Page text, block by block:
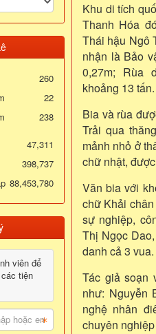
Khu di tích
Thanh Hóa
Thái hậu Ngô
nhận là Bảo
0,27m; Rùa
khoảng 13 tấn.
Bia và rùa
Trải qua
mảnh nhỏ ở
chữ nhật,
Văn bia với
chữ Khải
sự nghiệp,
Thị Ngọc
danh cả 3 vua.
Tác giả soạn
như: Nguyễn
nghệ nhân
chuyên
260
22
238
47,311
398,737
88,453,780
viên để
tiện